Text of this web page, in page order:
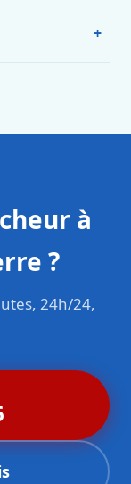
+
à
?
24h/24,